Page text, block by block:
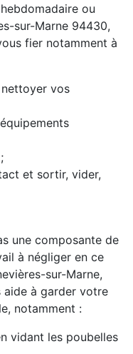
ou
sur-Marne 94430,
fier notamment à
vos
et sortir, vider,
une composante de
à négliger en ce
sur-Marne,
à garder votre
notamment :
vidant les poubelles